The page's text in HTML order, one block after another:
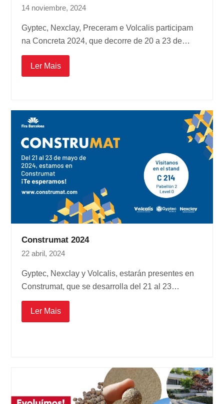
14 noviembre, 2024
Gyptec, Nexclay, Preceram e Volcalis participam
na Concreta 2024, que decorre de 20 a 23 de…
Ler Mais
Construmat 2024
22 abril, 2024
Gyptec, Nexclay y Volcalis, estarán presentes en
Construmat, que se desarrolla del 21 al 23…
Ler Mais